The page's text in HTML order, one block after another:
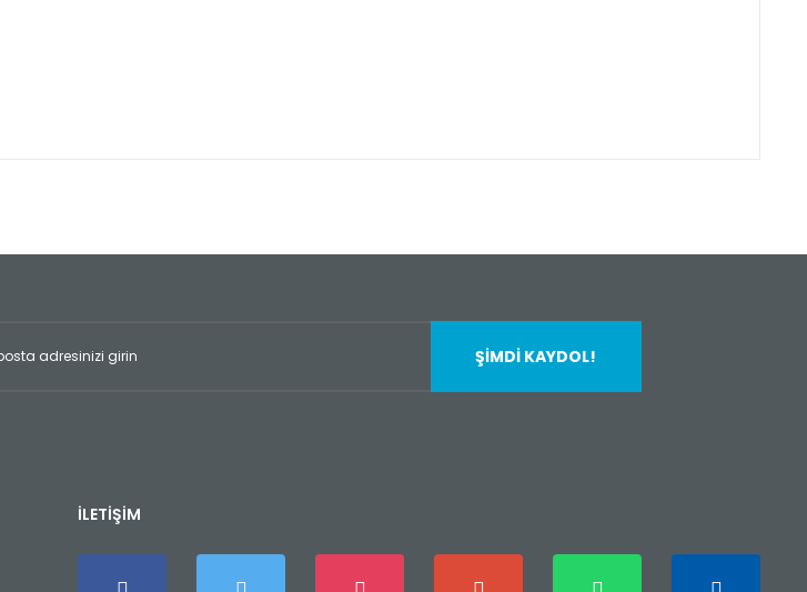
Yorum Yaz
ŞİMDİ KAYDOL!
İLETİŞİM